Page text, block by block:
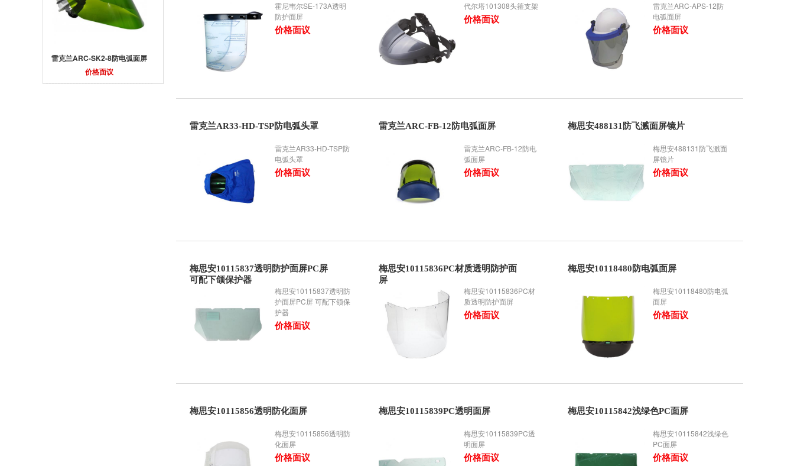
雷克兰ARC-SK2-8防电弧面屏
价格面议
霍尼韦尔SE-173A透明
防护面屏
价格面议
代尔塔101308头箍支架
价格面议
雷克兰ARC-APS-12防
电弧面屏
价格面议
雷克兰AR33-HD-TSP防电弧头罩
雷克兰AR33-HD-TSP防
电弧头罩
价格面议
雷克兰ARC-FB-12防电弧面屏
雷克兰ARC-FB-12防电
弧面屏
价格面议
梅思安488131防飞溅面屏镜片
梅思安488131防飞溅面
屏镜片
价格面议
梅思安10115837透明防护面屏PC屏
可配下颌保护器
梅思安10115837透明防
护面屏PC屏 可配下颌保
护器
价格面议
梅思安10115836PC材质透明防护面
屏
梅思安10115836PC材
质透明防护面屏
价格面议
梅思安10118480防电弧面屏
梅思安10118480防电弧
面屏
价格面议
梅思安10115856透明防化面屏
梅思安10115856透明防
化面屏
价格面议
梅思安10115839PC透明面屏
梅思安10115839PC透
明面屏
价格面议
梅思安10115842浅绿色PC面屏
梅思安10115842浅绿色
PC面屏
价格面议